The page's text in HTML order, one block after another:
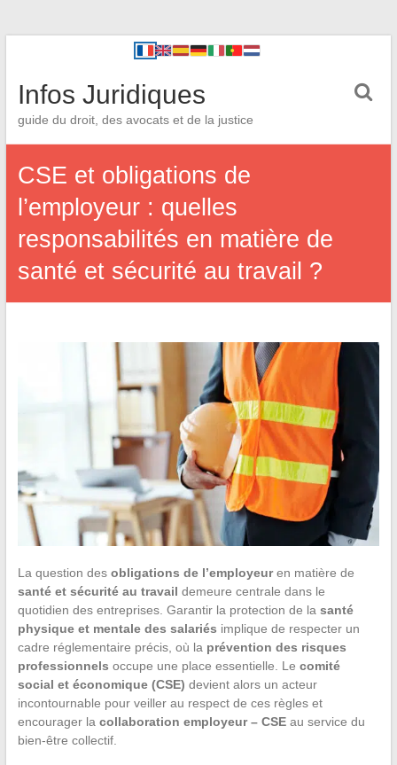
Infos Juridiques
guide du droit, des avocats et de la justice
CSE et obligations de
l’employeur : quelles
responsabilités en matière de
santé et sécurité au travail ?
La question des obligations de l’employeuren matière de
santé et sécurité au travail demeure centrale dans le
quotidien des entreprises. Garantir la protection de la santé
physique et mentale des salariés implique de respecter un
cadre réglementaire précis, où la prévention des risques
professionnels occupe une place essentielle. Le comité
social et économique (CSE) devient alors un acteur
incontournable pour veiller au respect de ces règles et
encourager la collaboration employeur – CSEau service du
bien-être collectif.